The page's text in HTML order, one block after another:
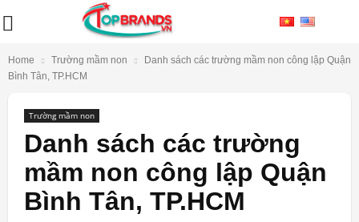
Home Trường mầm non
Danh sách các trường mầm non công lập Quận
Bình Tân, TP.HCM
Trường mầm non
Danh sách các trường
mầm non công lập Quận
Bình Tân, TP.HCM